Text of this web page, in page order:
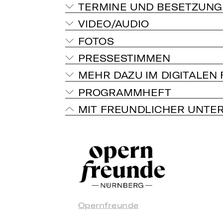
TERMINE UND BESETZUNG
VIDEO/AUDIO
FOTOS
PRESSESTIMMEN
MEHR DAZU IM DIGITALEN
PROGRAMMHEFT
MIT FREUNDLICHER
Opernfreunde